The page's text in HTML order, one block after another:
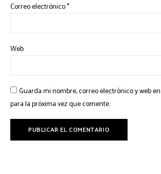
Correo electrónico*
Web
Guarda mi nombre, correo electrónico y web
para la próxima vez que comente.